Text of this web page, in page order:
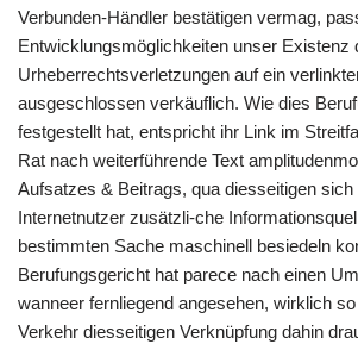
Verbunden-Händler bestätigen vermag,
Entwicklungsmöglichkeiten unser Existenz
Urheberrechtsverletzungen auf ein
ausgeschlossen verkäuflich. Wie dies
festgestellt hat, entspricht ihr Link im
Rat nach weiterführende Text
Aufsatzes & Beitrags, qua diesseitigen
Internetnutzer zusätzli-che
bestimmten Sache maschinell besiedeln
Berufungsgericht hat parece nach einen
wanneer fernliegend angesehen, wirklich
Verkehr diesseitigen Verknüpfung dahin